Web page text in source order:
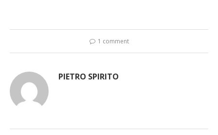
1 comment
PIETRO SPIRITO